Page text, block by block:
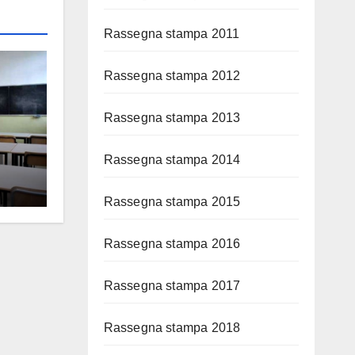
Rassegna stampa 2011
Rassegna stampa 2012
Rassegna stampa 2013
Rassegna stampa 2014
Rassegna stampa 2015
Rassegna stampa 2016
Rassegna stampa 2017
Rassegna stampa 2018